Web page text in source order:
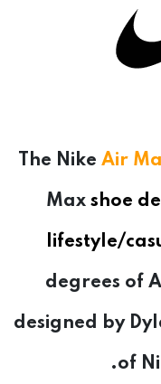
The Nike Air
Max shoe
lifestyle/
degrees of
designed by
of